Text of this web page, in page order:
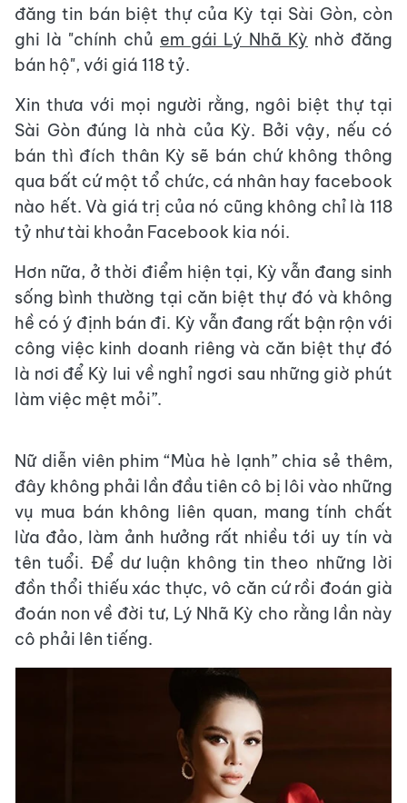
đăng tin bán biệt thự của Kỳ tại Sài Gòn, còn
ghi là "chính chủ em gái Lý Nhã Kỳ nhờ đăng
bán hộ", với giá 118 tỷ.
Xin thưa với mọi người rằng, ngôi biệt thự tại
Sài Gòn đúng là nhà của Kỳ. Bởi vậy, nếu có
bán thì đích thân Kỳ sẽ bán chứ không thông
qua bất cứ một tổ chức, cá nhân hay facebook
nào hết. Và giá trị của nó cũng không chỉ là 118
tỷ như tài khoản Facebook kia nói.
Hơn nữa, ở thời điểm hiện tại, Kỳ vẫn đang sinh
sống bình thường tại căn biệt thự đó và không
hề có ý định bán đi. Kỳ vẫn đang rất bận rộn với
công việc kinh doanh riêng và căn biệt thự đó
là nơi để Kỳ lui về nghỉ ngơi sau những giờ phút
làm việc mệt mỏi”.
Nữ diễn viên phim “Mùa hè lạnh” chia sẻ thêm,
đây không phải lần đầu tiên cô bị lôi vào những
vụ mua bán không liên quan, mang tính chất
lừa đảo, làm ảnh hưởng rất nhiều tới uy tín và
tên tuổi. Để dư luận không tin theo những lời
đồn thổi thiếu xác thực, vô căn cứ rồi đoán già
đoán non về đời tư, Lý Nhã Kỳ cho rằng lần này
cô phải lên tiếng.